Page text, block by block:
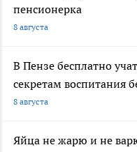
пенсионерка
8 августа
В Пензе бесплатно
секретам воспитания
8 августа
Яйца не жарю и не